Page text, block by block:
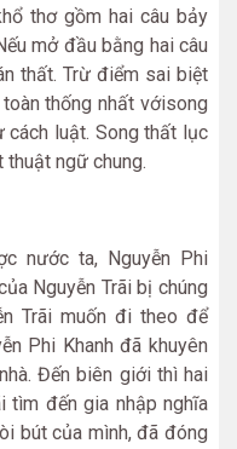
thơ gồm hai câu bảy
mở đầu bằng hai câu
thất. Trừ điểm sai biệt
thống nhất vớisong
cách luật. Song thất lục
ngữ chung.
nước ta, Nguyễn Phi
Nguyễn Trãi bị chúng
Trãi muốn đi theo để
Phi Khanh đã khuyên
Đến biên giới thì hai
tìm đến gia nhập nghĩa
bút của mình, đã đóng